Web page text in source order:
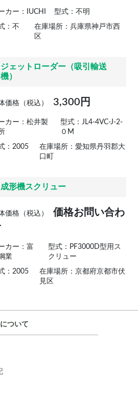
カー：IUCHI 型式：不明
：不
在庫場所：兵庫県神戸市西
区
ジェットローダー（吸引輸送
機）
価格（税込） 3,300円
カー：松井製
型式：JL4-4VC-J-2-
０M
：2005
在庫場所：愛知県丹羽郡大
口町
成形機スクリュー
価格（税込）
価格お問い合わ
カー：富
業
型式：PF3000D型用ス
クリュー
：2005
在庫場所：京都府京都市伏
見区
ついて